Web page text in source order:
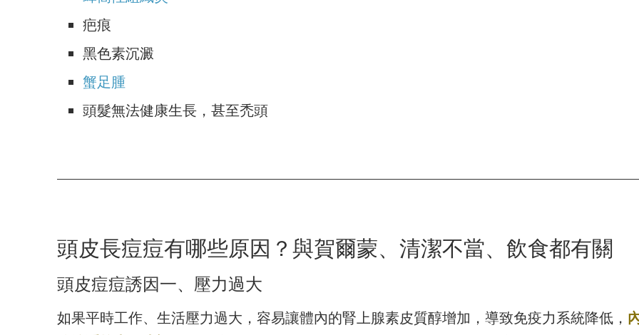
疤痕
黑色素沉澱
蟹足腫
頭髮無法健康生長，甚至禿頭
頭皮長痘痘有哪些原因？與賀爾蒙、清潔不當、飲食都有關
頭皮痘痘誘因一、壓力過大
如果平時工作、生活壓力過大，容易讓體內的腎上腺素皮質醇增加，導致免疫力系統降低，